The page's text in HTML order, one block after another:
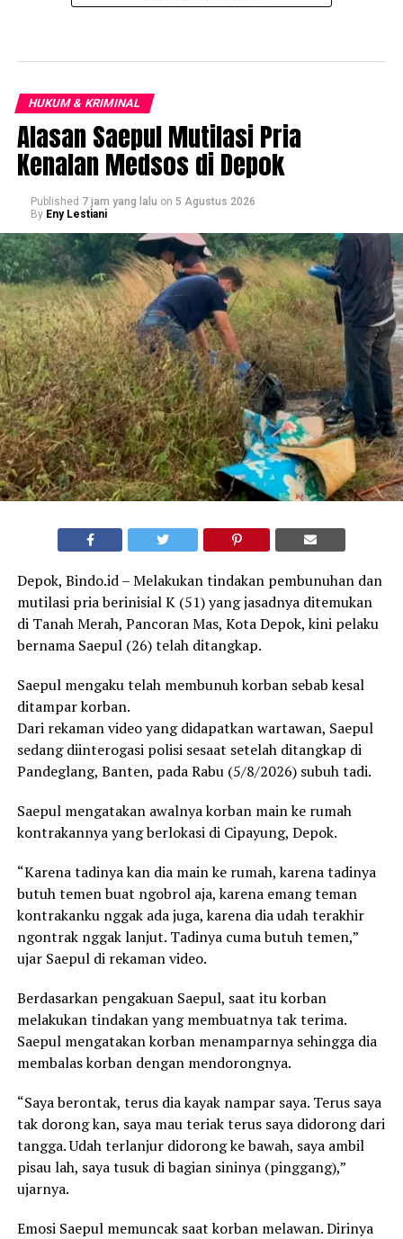
HUKUM & KRIMINAL
Alasan Saepul Mutilasi Pria
Kenalan Medsos di Depok
Published 7 jam yang lalu on 5 Agustus 2026
By Eny Lestiani
Depok, Bindo.id – Melakukan tindakan pembunuhan dan
mutilasi pria berinisial K (51) yang jasadnya ditemukan
di Tanah Merah, Pancoran Mas, Kota Depok, kini pelaku
bernama Saepul (26) telah ditangkap.
Saepul mengaku telah membunuh korban sebab kesal
ditampar korban.
Dari rekaman video yang didapatkan wartawan, Saepul
sedang diinterogasi polisi sesaat setelah ditangkap di
Pandeglang, Banten, pada Rabu (5/8/2026) subuh tadi.
Saepul mengatakan awalnya korban main ke rumah
kontrakannya yang berlokasi di Cipayung, Depok.
“Karena tadinya kan dia main ke rumah, karena tadinya
butuh temen buat ngobrol aja, karena emang teman
kontrakanku nggak ada juga, karena dia udah terakhir
ngontrak nggak lanjut. Tadinya cuma butuh temen,”
ujar Saepul di rekaman video.
Berdasarkan pengakuan Saepul, saat itu korban
melakukan tindakan yang membuatnya tak terima.
Saepul mengatakan korban menamparnya sehingga dia
membalas korban dengan mendorongnya.
“Saya berontak, terus dia kayak nampar saya. Terus saya
tak dorong kan, saya mau teriak terus saya didorong dari
tangga. Udah terlanjur didorong ke bawah, saya ambil
pisau lah, saya tusuk di bagian sininya (pinggang),”
ujarnya.
Emosi Saepul memuncak saat korban melawan. Dirinya